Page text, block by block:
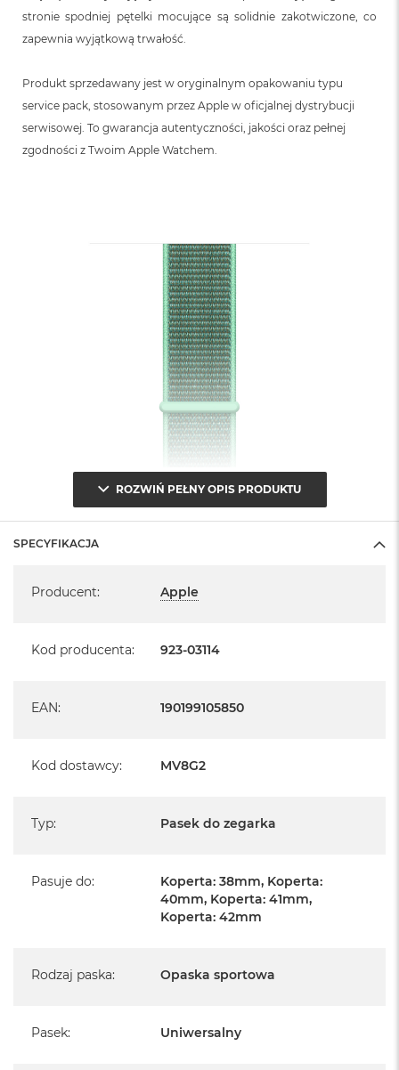
stronie spodniej pętelki mocujące są solidnie zakotwiczone, co
zapewnia wyjątkową trwałość.
Produkt sprzedawany jest w oryginalnym opakowaniu typu
service pack, stosowanym przez Apple w oficjalnej dystrybucji
serwisowej. To gwarancja autentyczności, jakości oraz pełnej
zgodności z Twoim Apple Watchem.
ROZWIŃ PEŁNY OPIS PRODUKTU
SPECYFIKACJA
Producent: Apple
Kod producenta: 923-03114
EAN: 190199105850
Kod dostawcy: MV8G2
Typ: Pasek do zegarka
Pasuje do:
Koperta: 38mm, Koperta:
40mm, Koperta: 41mm,
Koperta: 42mm
Rodzaj paska: Opaska sportowa
Pasek: Uniwersalny